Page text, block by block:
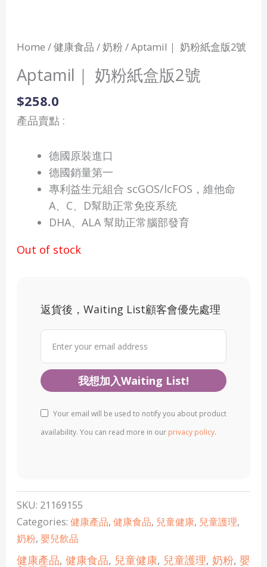
Home /健康食品 /奶粉/ Aptamil｜ 奶粉紙盒版2號
Aptamil｜ 奶粉紙盒版2號
$258.0
產品賣點 :
德國原裝進口
德國銷量第一
專利益生元組合 scGOS/lcFOS，維他命
A、C、D幫助正常免疫系统
DHA、ALA 幫助正常腦部發育
Out of stock
返貨後，Waiting List顧客會優先處理
Your email will be used to notify you about product
availability. You can read more in our privacy policy.
SKU: 21169155
Categories: 健康產品, 健康食品, 兒童健康, 兒童護理,
奶粉, 嬰兒飲品
健康產品, 健康食品, 兒童健康, 兒童護理, 奶粉, 嬰